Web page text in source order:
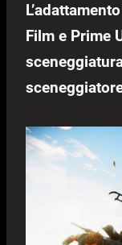
Film e Prime